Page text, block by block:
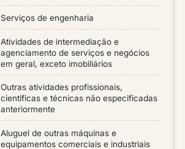
Serviços de engenharia
Atividades de intermediação e
agenciamento de serviços e negócios
em geral, exceto imobiliários
Outras atividades profissionais,
científicas e técnicas não especificadas
anteriormente
Aluguel de outras máquinas e
equipamentos comerciais e industriais